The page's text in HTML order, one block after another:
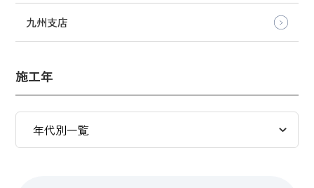
九州支店
施工年